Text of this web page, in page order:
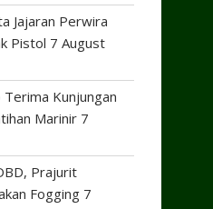
Jajaran Perwira
Pistol 7 August
Kunjungan
Marinir 7
Prajurit
Fogging 7